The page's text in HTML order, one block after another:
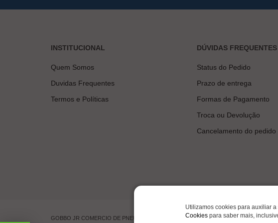
INSTITUCIONAL
Quem Somos
Duvidas Frequentes
Termos e Políticas
DÚVIDAS FREQUENTES
Status do Pedido
Prazo de entrega
Formas de Pagamento
Troca ou Devolução
Cancelamento do pedido
GOBBO JR COMERCIO DE PNEUMATICOS LTDA | CNPJ 00.201.519/0001-38 | AV
Utilizamos cookies para auxiliar
Cookiespara saber mais,